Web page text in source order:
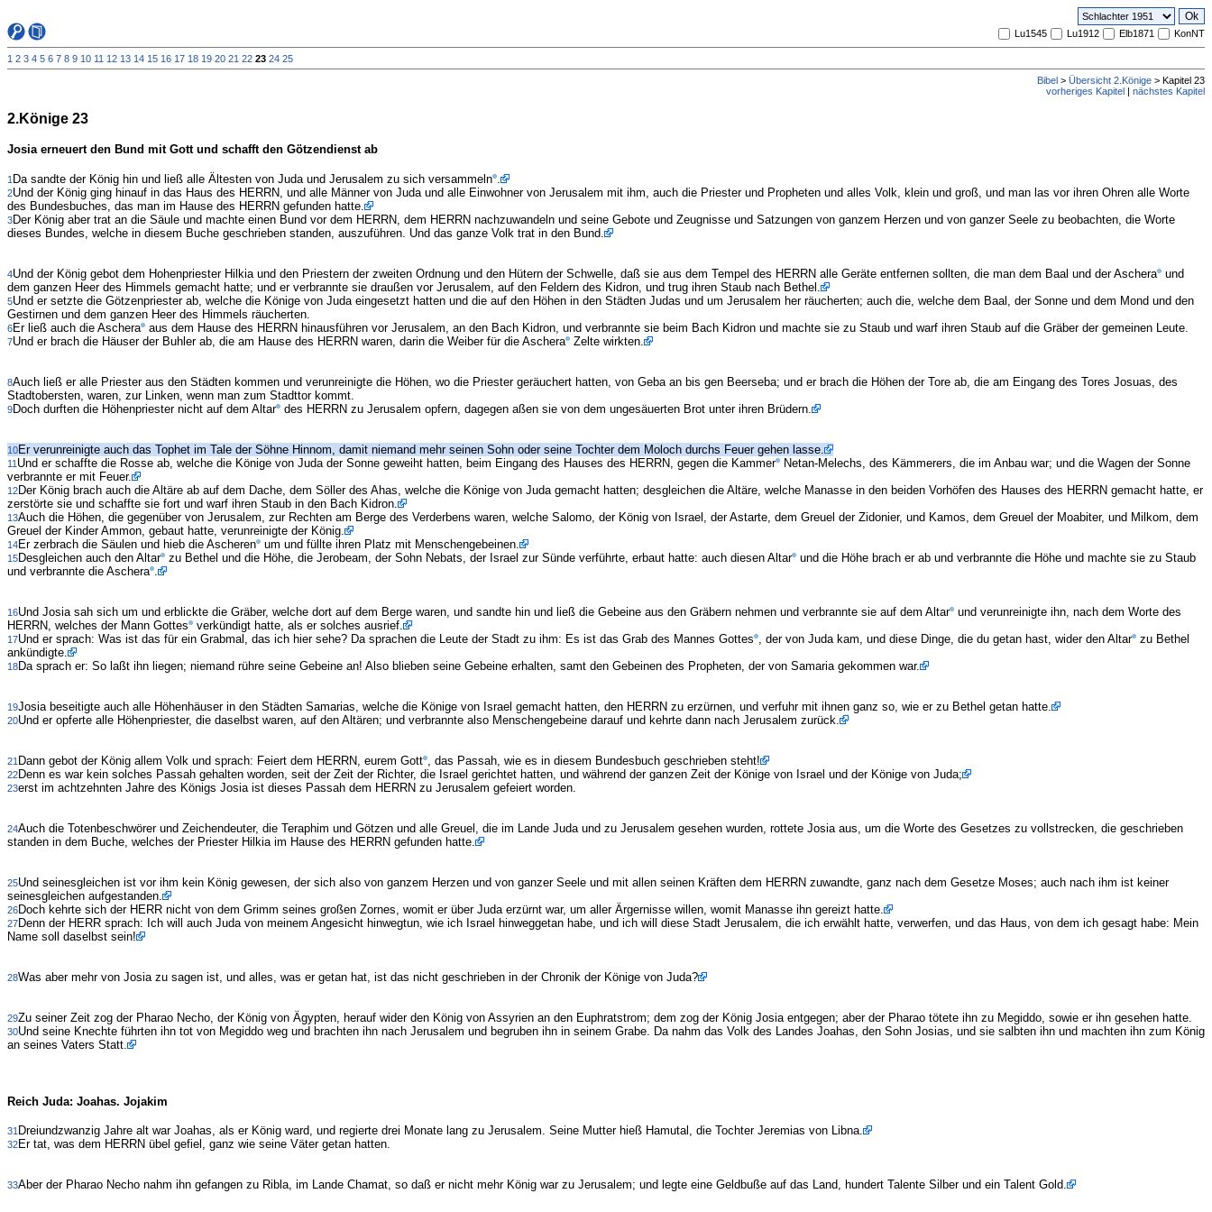
Lu1545 Lu1912 Elb1871 KonNT
1 2 3 4 5 6 7 8 9 10 11 12 13 14 15 16 17 18 19 20 21 22 23 24 25
Bibel > Übersicht 2.Könige > Kapitel 23
vorheriges Kapitel | nächstes Kapitel
2.Könige 23
Josia erneuert den Bund mit Gott und schafft den Götzendienst ab
1 Da sandte der König hin und ließ alle Ältesten von Juda und Jerusalem zu sich versammeln .
2Und der König ging hinauf in das Haus des HERRN, und alle Männer von Juda und alle Einwohner von Jerusalem mit ihm, auch die Priester und Propheten und alles Volk, klein und groß, und man las vor ihren Ohren alle Worte
des Bundesbuches, das man im Hause des HERRN gefunden hatte.
3Der König aber trat an die Säule und machte einen Bund vor dem HERRN, dem HERRN nachzuwandeln und seine Gebote und Zeugnisse und Satzungen von ganzem Herzen und von ganzer Seele zu beobachten, die Worte
dieses Bundes, welche in diesem Buche geschrieben standen, auszuführen. Und das ganze Volk trat in den Bund.
4Und der König gebot dem Hohenpriester Hilkia und den Priestern der zweiten Ordnung und den Hütern der Schwelle, daß sie aus dem Tempel des HERRN alle Geräte entfernen sollten, die man dem Baal und der Aschera und
dem ganzen Heer des Himmels gemacht hatte; und er verbrannte sie draußen vor Jerusalem, auf den Feldern des Kidron, und trug ihren Staub nach Bethel.
5Und er setzte die Götzenpriester ab, welche die Könige von Juda eingesetzt hatten und die auf den Höhen in den Städten Judas und um Jerusalem her räucherten; auch die, welche dem Baal, der Sonne und dem Mond und den
Gestirnen und dem ganzen Heer des Himmels räucherten.
6Er ließ auch die Aschera aus dem Hause des HERRN hinausführen vor Jerusalem, an den Bach Kidron, und verbrannte sie beim Bach Kidron und machte sie zu Staub und warf ihren Staub auf die Gräber der gemeinen Leute.
7Und er brach die Häuser der Buhler ab, die am Hause des HERRN waren, darin die Weiber für die Aschera Zelte wirkten.
8Auch ließ er alle Priester aus den Städten kommen und verunreinigte die Höhen, wo die Priester geräuchert hatten, von Geba an bis gen Beerseba; und er brach die Höhen der Tore ab, die am Eingang des Tores Josuas, des
Stadtobersten, waren, zur Linken, wenn man zum Stadttor kommt.
9Doch durften die Höhenpriester nicht auf dem Altar des HERRN zu Jerusalem opfern, dagegen aßen sie von dem ungesäuerten Brot unter ihren Brüdern.
10Er verunreinigte auch das Tophet im Tale der Söhne Hinnom, damit niemand mehr seinen Sohn oder seine Tochter dem Moloch durchs Feuer gehen lasse.
11 Und er schaffte die Rosse ab, welche die Könige von Juda der Sonne geweiht hatten, beim Eingang des Hauses des HERRN, gegen die Kammer
Netan-Melechs, des Kämmerers, die im Anbau war; und die Wagen der Sonne
verbrannte er mit Feuer.
12Der König brach auch die Altäre ab auf dem Dache, dem Söller des Ahas, welche die Könige von Juda gemacht hatten; desgleichen die Altäre, welche Manasse in den beiden Vorhöfen des Hauses des HERRN gemacht hatte, er
zerstörte sie und schaffte sie fort und warf ihren Staub in den Bach Kidron.
13Auch die Höhen, die gegenüber von Jerusalem, zur Rechten am Berge des Verderbens waren, welche Salomo, der König von Israel, der Astarte, dem Greuel der Zidonier, und Kamos, dem Greuel der Moabiter, und Milkom, dem
Greuel der Kinder Ammon, gebaut hatte, verunreinigte der König.
14Er zerbrach die Säulen und hieb die Ascheren um und füllte ihren Platz mit Menschengebeinen.
15Desgleichen auch den Altar zu Bethel und die Höhe, die Jerobeam, der Sohn Nebats, der Israel zur Sünde verführte, erbaut hatte: auch diesen Altar und die Höhe brach er ab und verbrannte die Höhe und machte sie zu Staub
und verbrannte die Aschera .
16Und Josia sah sich um und erblickte die Gräber, welche dort auf dem Berge waren, und sandte hin und ließ die Gebeine aus den Gräbern nehmen und verbrannte sie auf dem Altar und verunreinigte ihn, nach dem Worte des
HERRN, welches der Mann Gottes
verkündigt hatte, als er solches ausrief.
17Und er sprach: Was ist das für ein Grabmal, das ich hier sehe? Da sprachen die Leute der Stadt zu ihm: Es ist das Grab des Mannes Gottes , der von Juda kam, und diese Dinge, die du getan hast, wider den Altar zu Bethel
ankündigte.
18Da sprach er: So laßt ihn liegen; niemand rühre seine Gebeine an! Also blieben seine Gebeine erhalten, samt den Gebeinen des Propheten, der von Samaria gekommen war.
19Josia beseitigte auch alle Höhenhäuser in den Städten Samarias, welche die Könige von Israel gemacht hatten, den HERRN zu erzürnen, und verfuhr mit ihnen ganz so, wie er zu Bethel getan hatte.
20Und er opferte alle Höhenpriester, die daselbst waren, auf den Altären; und verbrannte also Menschengebeine darauf und kehrte dann nach Jerusalem zurück.
21 Dann gebot der König allem Volk und sprach: Feiert dem HERRN, eurem Gott , das Passah, wie es in diesem Bundesbuch geschrieben steht!
22Denn es war kein solches Passah gehalten worden, seit der Zeit der Richter, die Israel gerichtet hatten, und während der ganzen Zeit der Könige von Israel und der Könige von Juda;
23erst im achtzehnten Jahre des Königs Josia ist dieses Passah dem HERRN zu Jerusalem gefeiert worden.
24Auch die Totenbeschwörer und Zeichendeuter, die Teraphim und Götzen und alle Greuel, die im Lande Juda und zu Jerusalem gesehen wurden, rottete Josia aus, um die Worte des Gesetzes zu vollstrecken, die geschrieben
standen in dem Buche, welches der Priester Hilkia im Hause des HERRN gefunden hatte.
25Und seinesgleichen ist vor ihm kein König gewesen, der sich also von ganzem Herzen und von ganzer Seele und mit allen seinen Kräften dem HERRN zuwandte, ganz nach dem Gesetze Moses; auch nach ihm ist keiner
seinesgleichen aufgestanden.
26Doch kehrte sich der HERR nicht von dem Grimm seines großen Zornes, womit er über Juda erzürnt war, um aller Ärgernisse willen, womit Manasse ihn gereizt hatte.
27Denn der HERR sprach: Ich will auch Juda von meinem Angesicht hinwegtun, wie ich Israel hinweggetan habe, und ich will diese Stadt Jerusalem, die ich erwählt hatte, verwerfen, und das Haus, von dem ich gesagt habe: Mein
Name soll daselbst sein!
28Was aber mehr von Josia zu sagen ist, und alles, was er getan hat, ist das nicht geschrieben in der Chronik der Könige von Juda?
29Zu seiner Zeit zog der Pharao Necho, der König von Ägypten, herauf wider den König von Assyrien an den Euphratstrom; dem zog der König Josia entgegen; aber der Pharao tötete ihn zu Megiddo, sowie er ihn gesehen hatte.
30Und seine Knechte führten ihn tot von Megiddo weg und brachten ihn nach Jerusalem und begruben ihn in seinem Grabe. Da nahm das Volk des Landes Joahas, den Sohn Josias, und sie salbten ihn und machten ihn zum König
an seines Vaters Statt.
Reich Juda: Joahas. Jojakim
31Dreiundzwanzig Jahre alt war Joahas, als er König ward, und regierte drei Monate lang zu Jerusalem. Seine Mutter hieß Hamutal, die Tochter Jeremias von Libna.
32Er tat, was dem HERRN übel gefiel, ganz wie seine Väter getan hatten.
33Aber der Pharao Necho nahm ihn gefangen zu Ribla, im Lande Chamat, so daß er nicht mehr König war zu Jerusalem; und legte eine Geldbuße auf das Land, hundert Talente Silber und ein Talent Gold.